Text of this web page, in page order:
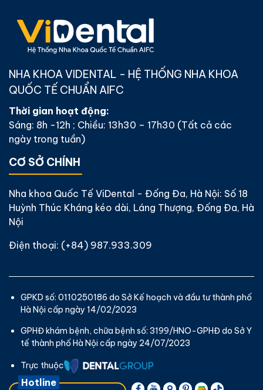
NHA KHOA VIDENTAL - HỆ THỐNG NHA KHOA
QUỐC TẾ CHUẨN AIFC
Thời gian hoạt động:
Sáng: 8h -12h ; Chiều: 13h30 – 17h30 (Tất cả các
ngày trong tuần)
CƠ SỞ CHÍNH
Nha khoa Quốc Tế ViDental - Đống Đa, Hà Nội: Số 18
Huỳnh Thúc Kháng kéo dài, Láng Thượng, Đống Đa, Hà
Nội
Điện thoại: (+84) 987.933.309
GPKD số: 0110250186 do Sở Kế hoạch và đầu tư thành phố
Hà Nội cấp ngày 14/02/2023
GPHĐ khám bệnh, chữa bệnh số: 3199/HNO-GPHĐ do Sở Y
tế thành phố Hà Nội cấp ngày 24/07/2023
Trực thuộc
Hotline